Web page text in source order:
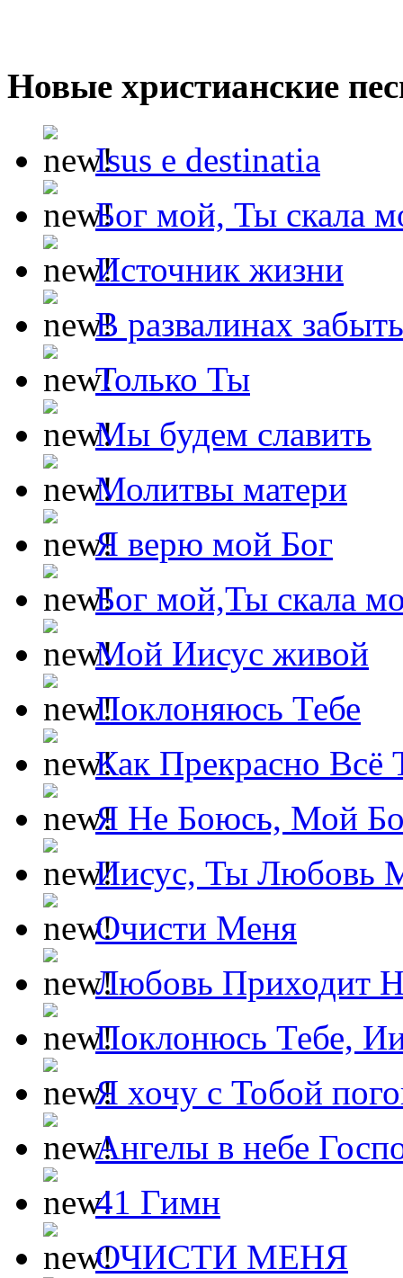
Новые христианские
Isus e destinatia
Бог мой, Ты скала
Источник жизни
В развалинах
Только Ты
Мы будем славить
Молитвы матери
Я верю мой Бог
Бог мой,Ты скала
Мой Иисус живой
Поклоняюсь Тебе
Как Прекрасно Всё
Я Не Боюсь, Мой
Иисус, Ты Любовь
Очисти Меня
Любовь Приходит
Поклонюсь Тебе,
Я хочу с Тобой
Ангелы в небе
41 Гимн
ОЧИСТИ МЕНЯ